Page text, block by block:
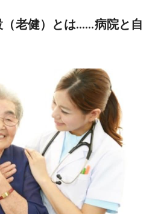
老健）とは……病院と自